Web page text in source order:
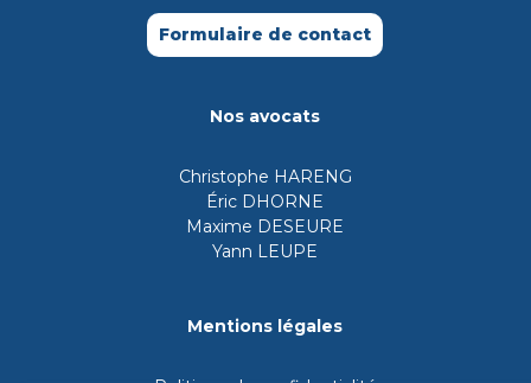
Formulaire de contact
Nos avocats
Christophe HARENG
Éric DHORNE
Maxime DESEURE
Yann LEUPE
Mentions légales